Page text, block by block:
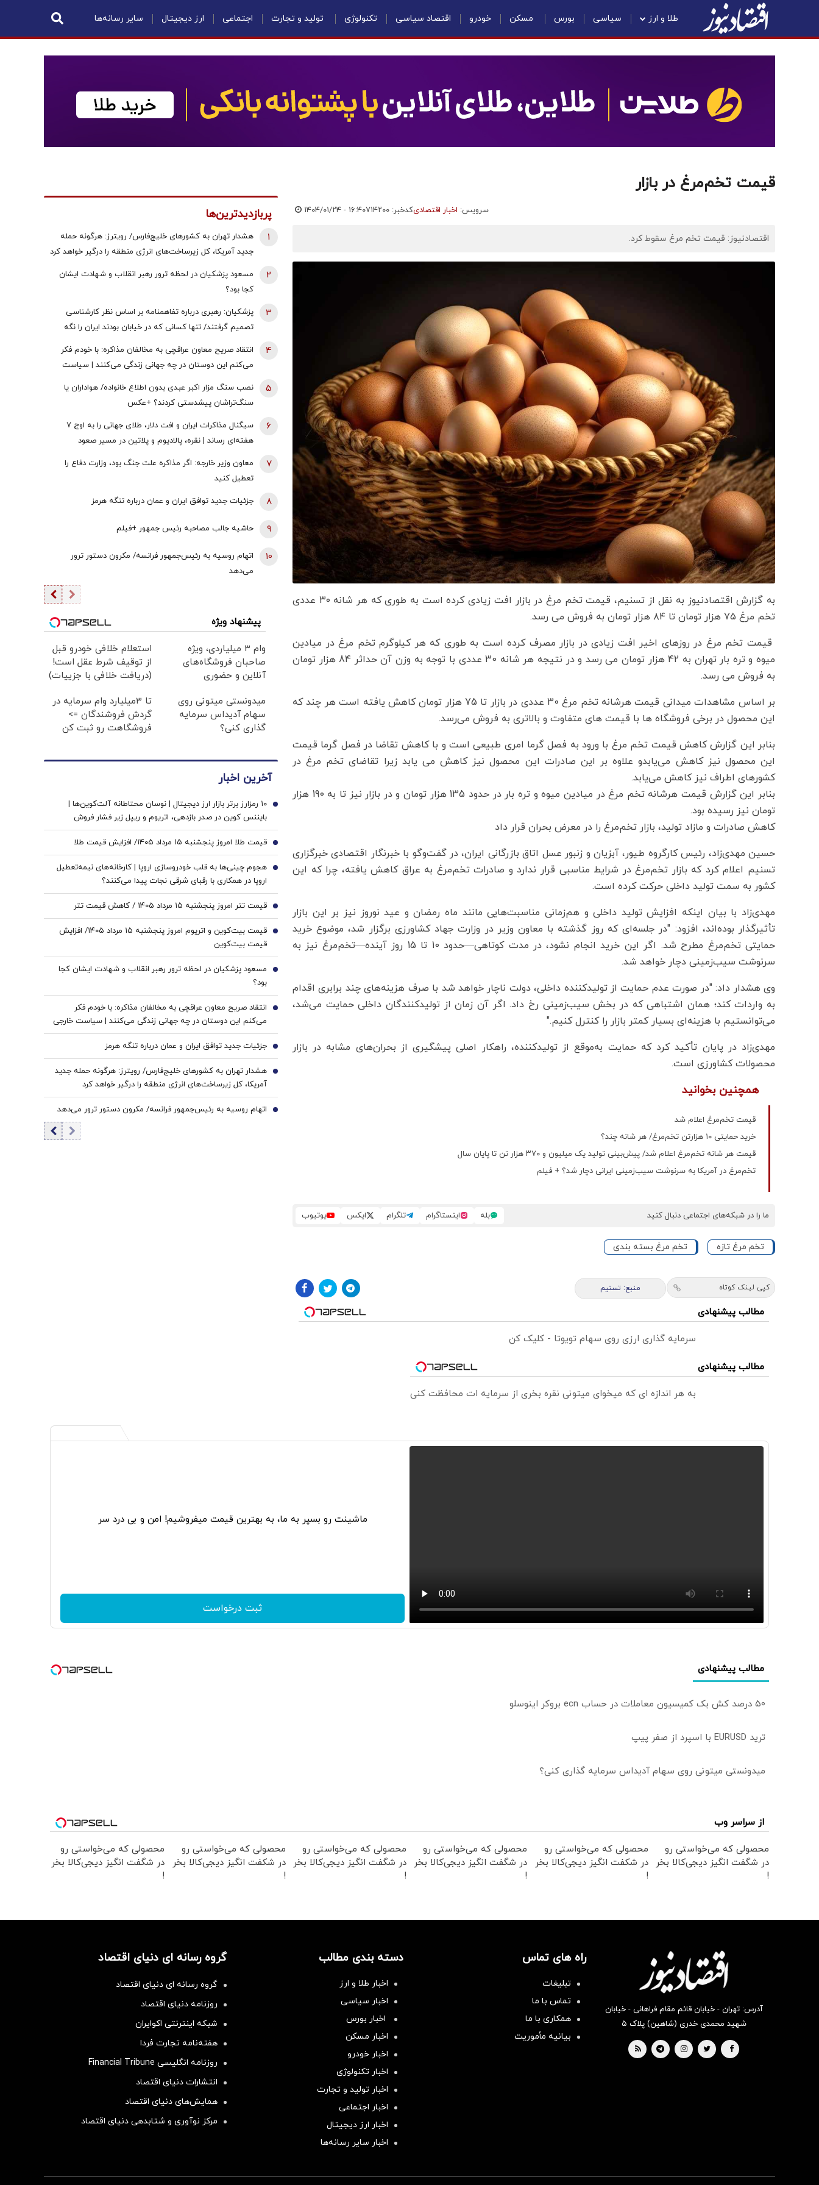
طلا و ارز سیاسی بورس مسکن خودرو اقتصاد سیاسی تکنولوژی تولید و تجارت اجتماعی ارز دیجیتال سایر رسانه‌ها
قیمت تخم‌مرغ در بازار
سرویس: اخبار اقتصادیکدخبر: ۷۱۴۲۰۰ ۱۴۰۴/۰۱/۲۴ - ۱۶:۴۰
اقتصادنیوز: قیمت تخم مرغ سقوط کرد.
به گزارش اقتصادنیوز به نقل از تسنیم، قیمت تخم مرغ در بازار افت زیادی کرده است به طوری که هر شانه ۳۰ عددی
تخم مرغ ۷۵ هزار تومان تا ۸۴ هزار تومان به فروش می رسد.
قیمت تخم مرغ در روزهای اخیر افت زیادی در بازار مصرف کرده است به طوری که هر کیلوگرم تخم مرغ در میادین
میوه و تره بار تهران به 42 هزار تومان می رسد و در نتیجه هر شانه 30 عددی با توجه به وزن آن حداثر 84 هزار تومان
به فروش می رسد.
بر اساس مشاهدات میدانی قیمت هرشانه تخم مرغ 30 عددی در بازار تا 75 هزار تومان کاهش یافته است هر چند که
این محصول در برخی فروشگاه ها با قیمت های متفاوت و بالاتری به فروش می‌رسد.
بنابر این گزارش کاهش قیمت تخم مرغ با ورود به فصل گرما امری طبیعی است و با کاهش تقاضا در فصل گرما قیمت
این محصول نیز کاهش می‌یابدو علاوه بر این صادرات این محصول نیز کاهش می یابد زیرا تقاضای تخم مرغ در
کشورهای اطراف نیز کاهش می‌یابد.
بنابر این گزارش قیمت هرشانه تخم مرغ در میادین میوه و تره بار در حدود 135 هزار تومان و در بازار نیز تا به 190 هزار
تومان نیز رسیده بود.
کاهش صادرات و مازاد تولید، بازار تخم‌مرغ را در معرض بحران قرار داد
حسین مهدی‌زاد، رئیس کارگروه طیور، آبزیان و زنبور عسل اتاق بازرگانی ایران، در گفت‌وگو با خبرنگار اقتصادی خبرگزاری
تسنیم اعلام کرد که بازار تخم‌مرغ در شرایط مناسبی قرار ندارد و صادرات تخم‌مرغ به عراق کاهش یافته، چرا که این
کشور به سمت تولید داخلی حرکت کرده است.
مهدی‌زاد با بیان اینکه افزایش تولید داخلی و هم‌زمانی مناسبت‌هایی مانند ماه رمضان و عید نوروز نیز بر این بازار
تأثیرگذار بوده‌اند، افزود: "در جلسه‌ای که روز گذشته با معاون وزیر در وزارت جهاد کشاورزی برگزار شد، موضوع خرید
حمایتی تخم‌مرغ مطرح شد. اگر این خرید انجام نشود، در مدت کوتاهی—حدود 10 تا 15 روز آینده—تخم‌مرغ نیز به
سرنوشت سیب‌زمینی دچار خواهد شد.
وی هشدار داد: "در صورت عدم حمایت از تولیدکننده داخلی، دولت ناچار خواهد شد با صرف هزینه‌های چند برابری اقدام
به واردات کند؛ همان اشتباهی که در بخش سیب‌زمینی رخ داد. اگر آن زمان از تولیدکنندگان داخلی حمایت می‌شد،
می‌توانستیم با هزینه‌ای بسیار کمتر بازار را کنترل کنیم."
مهدی‌زاد در پایان تأکید کرد که حمایت به‌موقع از تولیدکننده، راهکار اصلی پیشگیری از بحران‌های مشابه در بازار
محصولات کشاورزی است.
همچنین بخوانید
قیمت تخم‌مرغ اعلام شد
خرید حمایتی ۱۰ هزارتن تخم‌مرغ/ هر شانه چند؟
قیمت هر شانه تخم‌مرغ اعلام شد/ پیش‌بینی تولید یک میلیون و ۳۷۰ هزار تن تا پایان سال
تخم‌مرغ در آمریکا به سرنوشت سیب‌زمینی ایرانی دچار شد؟ + فیلم
ما را در شبکه‌های اجتماعی دنبال کنید بله اینستاگرام تلگرام ایکس یوتیوب
تخم مرغ تازه تخم مرغ بسته بندی
کپی لینک کوتاه منبع: تسنیم
مطالب پیشنهادی
سرمایه گذاری ارزی روی سهام تویوتا - کلیک کن
مطالب پیشنهادی
به هر اندازه ای که میخوای میتونی نقره بخری از سرمایه ات محافظت کنی
پربازدیدترین‌ها
هشدار تهران به کشورهای خلیج‌فارس/ رویترز: هرگونه حمله
جدید آمریکا، کل زیرساخت‌های انرژی منطقه را درگیر خواهد کرد
1
مسعود پزشکیان در لحظه ترور رهبر انقلاب و شهادت ایشان
کجا بود؟
2
پزشکیان: رهبری درباره تفاهمنامه بر اساس نظر کارشناسی
تصمیم گرفتند/ تنها کسانی که در خیابان بودند ایران را نگه
3
انتقاد صریح معاون عراقچی به مخالفان مذاکره: با خودم فکر
می‌کنم این دوستان در چه جهانی زندگی می‌کنند | سیاست
خارجی عرصه تصمیم‌های دشوار و سنجش دقیق هزینه و فایده
است
4
نصب سنگ مزار اکبر عبدی بدون اطلاع خانواده/ هواداران یا
سنگ‌تراشان پیشدستی کردند؟ +عکس
5
سیگنال مذاکرات ایران و افت دلار، طلای جهانی را به اوج ۷
هفته‌ای رساند | نقره، پالادیوم و پلاتین در مسیر صعود
6
معاون وزیر خارجه: اگر مذاکره علت جنگ بود، وزارت دفاع را
تعطیل کنید
7
جزئیات جدید توافق ایران و عمان درباره تنگه هرمز 8
حاشیه جالب مصاحبه رئیس جمهور +فیلم 9
اتهام روسیه به رئیس‌جمهور فرانسه/ مکرون دستور ترور
می‌دهد
10
پیشنهاد ویژه
وام ۳ میلیاردی، ویژه
صاحبان فروشگاه‌های
آنلاین و حضوری
استعلام خلافی خودرو قبل
از توقیف شرط عقل است!
(دریافت خلافی با جزییات)
میدونستی میتونی روی
سهام آدیداس سرمایه
گذاری کنی؟
تا 3میلیارد وام سرمایه در
گردش فروشندگان =>
فروشگاهت رو ثبت کن
آخرین اخبار
۱۰ رمزارز برتر بازار ارز دیجیتال | نوسان محتاطانه آلت‌کوین‌ها |
بایننس‌ کوین در صدر بازدهی، اتریوم و ریپل زیر فشار فروش
1
قیمت طلا امروز پنجشنبه ۱۵ مرداد ۱۴۰۵/ افزایش قیمت طلا 2
هجوم چینی‌ها به قلب خودروسازی اروپا | کارخانه‌های نیمه‌تعطیل
اروپا در همکاری با رقبای شرقی نجات پیدا می‌کنند؟
3
قیمت تتر امروز پنجشنبه ۱۵ مرداد 1405 / کاهش قیمت تتر 4
قیمت بیت‌کوین و اتریوم امروز پنجشنبه ۱۵ مرداد ۱۴۰۵/ افزایش
قیمت بیت‌کوین
5
مسعود پزشکیان در لحظه ترور رهبر انقلاب و شهادت ایشان کجا
بود؟
6
انتقاد صریح معاون عراقچی به مخالفان مذاکره: با خودم فکر
می‌کنم این دوستان در چه جهانی زندگی می‌کنند | سیاست خارجی
عرصه تصمیم‌های دشوار و سنجش دقیق هزینه و فایده است
7
جزئیات جدید توافق ایران و عمان درباره تنگه هرمز 8
هشدار تهران به کشورهای خلیج‌فارس/ رویترز: هرگونه حمله جدید
آمریکا، کل زیرساخت‌های انرژی منطقه را درگیر خواهد کرد
9
اتهام روسیه به رئیس‌جمهور فرانسه/ مکرون دستور ترور می‌دهد 10
ماشینت رو بسپر به ما، به بهترین قیمت میفروشیم! امن و بی درد سر
ثبت درخواست
مطالب پیشنهادی
۵۰ درصد کش بک کمیسیون معاملات در حساب ecn بروکر اینوسلو
ترید EURUSD با اسپرد از صفر پیپ
میدونستی میتونی روی سهام آدیداس سرمایه گذاری کنی؟
از سراسر وب
محصولی که می‌خواستی رو
در شگفت انگیز دیجی‌کالا بخر
!
محصولی که می‌خواستی رو
در شکفت انگیز دیجی‌کالا بخر
!
محصولی که می‌خواستی رو
در شگفت انگیز دیجی‌کالا بخر
!
محصولی که می‌خواستی رو
در شگفت انگیز دیجی‌کالا بخر
!
محصولی که می‌خواستی رو
در شکفت انگیز دیجی‌کالا بخر
!
محصولی که می‌خواستی رو
در شگفت انگیز دیجی‌کالا بخر
!
آدرس: تهران - خیابان قائم مقام فراهانی - خیابان
شهید محمدی خدری (شاهین) پلاک ۵
راه های تماس
تبلیغات
تماس با ما
همکاری با ما
بیانیه مأموریت
دسته بندی مطالب
اخبار طلا و ارز
اخبار سیاسی
اخبار بورس
اخبار مسکن
اخبار خودرو
اخبار تکنولوژی
اخبار تولید و تجارت
اخبار اجتماعی
اخبار ارز دیجیتال
اخبار سایر رسانه‌‌ها
گروه رسانه ای دنیای اقتصاد
گروه رسانه ای دنیای اقتصاد
روزنامه دنیای اقتصاد
شبکه اینترنتی اکوایران
هفته‌نامه تجارت فردا
روزنامه انگلیسی Financial Tribune
انتشارات دنیای اقتصاد
همایش‌های دنیای اقتصاد
مرکز نوآوری و شتابدهی دنیای اقتصاد